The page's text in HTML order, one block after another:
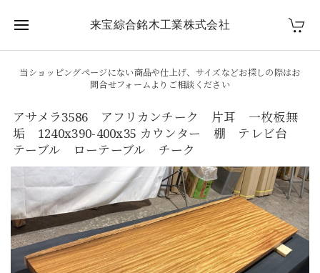
来宝綜合銘木工業株式会社
当ショッピングページにない商品や仕上げ、サイズなどお探しの際はお
問合せフォームよりご相談ください
アサメラ3586 アフリカンチーク 片耳 一枚板無
垢 1240x390-400x35 カウンター 棚 テレビ台
テーブル ローテーブル チーク